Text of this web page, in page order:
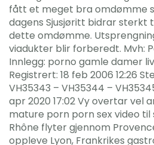
fått et meget bra omdømme
dagens Sjusjøritt bidrar sterkt
dette omdømme.
viadukter blir forberedt. Mvh:
Innlegg: porno gamle damer
Registrert: 18 feb 2006 12:26
VH35343 – VH35344 –
apr 2020 17:02 Vy overtar vel
mature porn porn sex video til
Rhône flyter gjennom
oppleve Lyon, Frankrikes